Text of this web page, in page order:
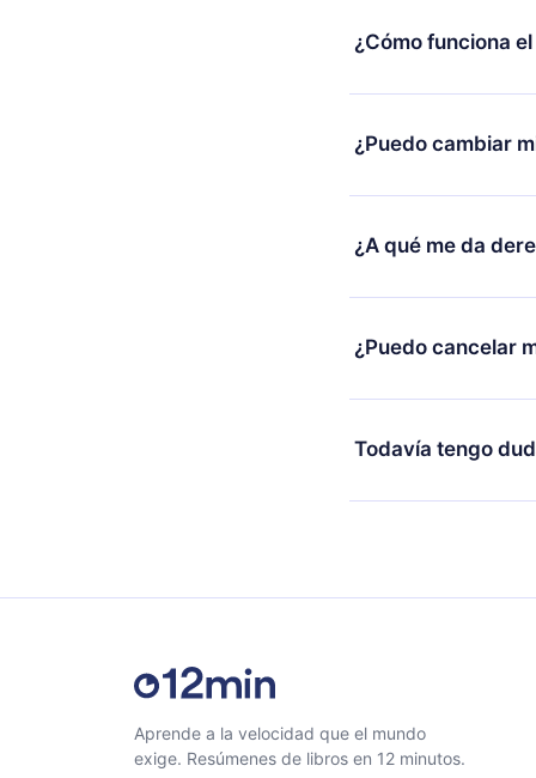
¿Cómo funciona
Puedes descargar
alguna razón no
nuestro equipo de
¿Puedo cambiar
Sí, pero el cambio
ejemplo, si decides
cambio al plan
¿A qué me da
12min Premium es
2500 títulos
escuchar en
al final de cada
¿Puedo cancelar
Sí, si decides no
y el próximo ciclo de
Todavía tengo
Siéntete libre de
Aprende a la velocidad que el mundo
exige. Resúmenes de libros en 12 minutos.